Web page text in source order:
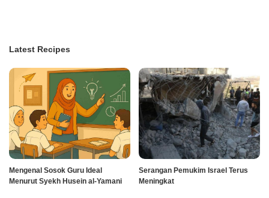
Latest Recipes
Mengenal Sosok Guru Ideal
Menurut Syekh Husein al-Yamani
Serangan Pemukim Israel Terus
Meningkat